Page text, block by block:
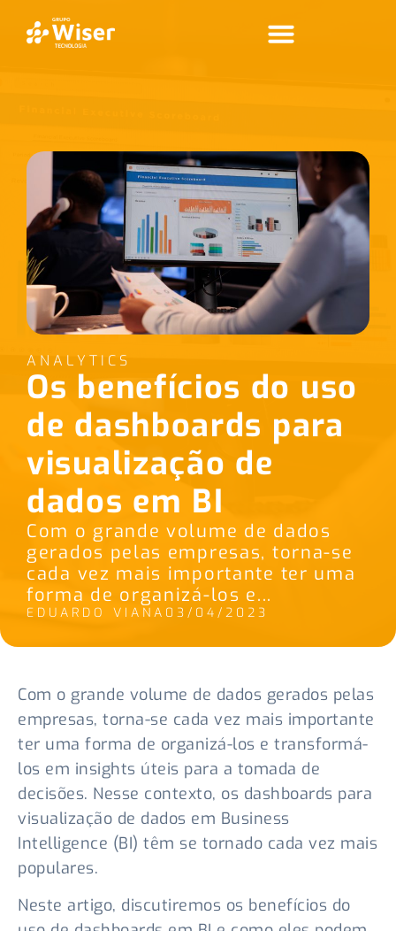
ANALYTICS
Os benefícios do uso
de dashboards para
visualização de
dados em BI
Com o grande volume de dados
gerados pelas empresas, torna-se
cada vez mais importante ter uma
forma de organizá-los e...
EDUARDO VIANA 03/04/2023
Com o grande volume de dados gerados pelas
empresas, torna-se cada vez mais importante
ter uma forma de organizá-los e transformá-
los em insights úteis para a tomada de
decisões. Nesse contexto, os dashboards para
visualização de dados em Business
Intelligence (BI) têm se tornado cada vez mais
populares.
Neste artigo, discutiremos os benefícios do